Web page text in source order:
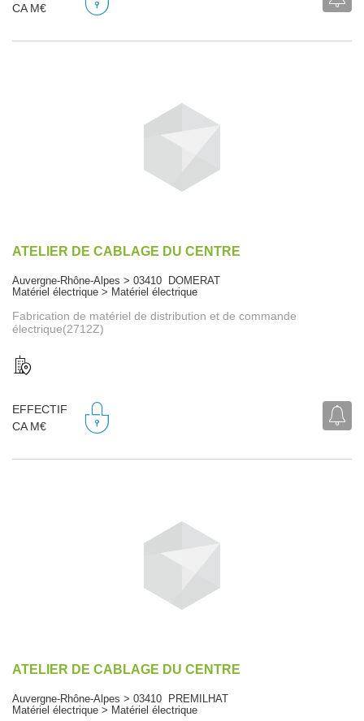
CA M€
ATELIER DE CABLAGE DU CENTRE
Auvergne-Rhône-Alpes > 03410 DOMERAT
Matériel électrique > Matériel électrique
Fabrication de matériel de distribution et de commande
électrique(2712Z)
EFFECTIF
CA M€
ATELIER DE CABLAGE DU CENTRE
Auvergne-Rhône-Alpes > 03410 PREMILHAT
Matériel électrique > Matériel électrique